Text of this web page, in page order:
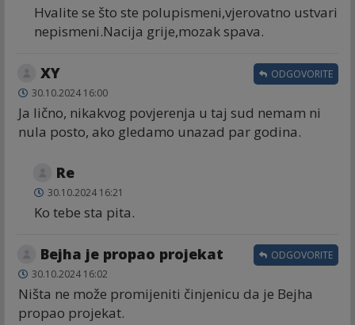
Hvalite se što ste polupismeni,vjerovatno ustvari
nepismeni.Nacija grije,mozak spava.
XY
30.10.2024 16:00
Ja lično, nikakvog povjerenja u taj sud nemam ni
nula posto, ako gledamo unazad par godina.
ODGOVORITE
Re
30.10.2024 16:21
Ko tebe sta pita.
Bejha je propao projekat
30.10.2024 16:02
Ništa ne može promijeniti činjenicu da je Bejha
propao projekat.
ODGOVORITE